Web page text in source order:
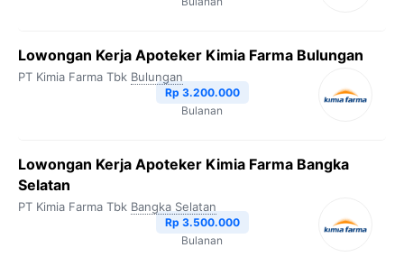
Lowongan Kerja Apoteker Kimia Farma Bulungan
PT Kimia Farma Tbk Bulungan
Rp 3.200.000
Bulanan
Lowongan Kerja Apoteker Kimia Farma Bangka
Selatan
PT Kimia Farma Tbk Bangka Selatan
Rp 3.500.000
Bulanan